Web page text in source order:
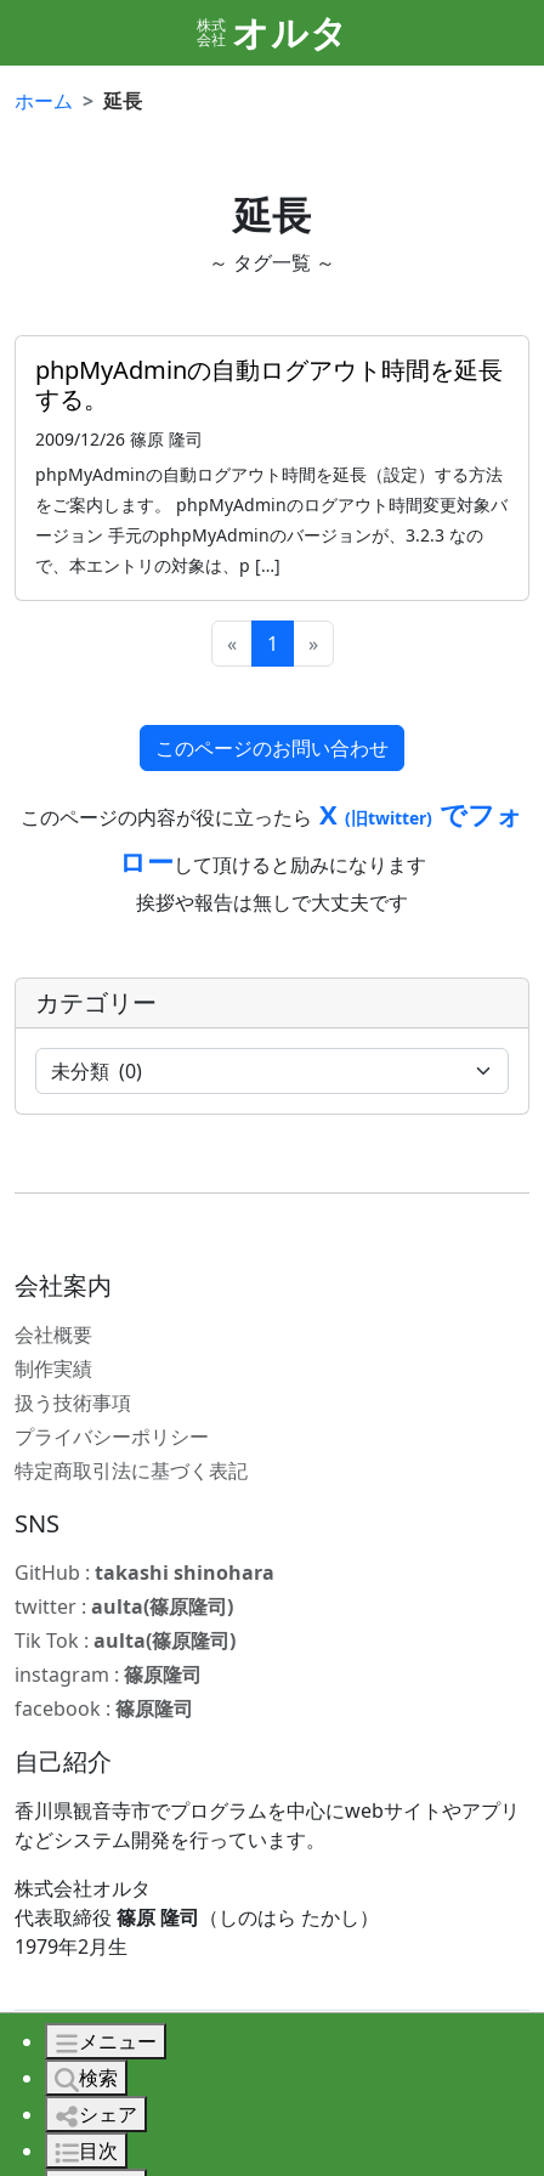
株式
会社 オルタ
ホーム 延長
延長
～ タグ一覧 ～
phpMyAdminの自動ログアウト時間を延長
する。
2009/12/26 篠原 隆司
phpMyAdminの自動ログアウト時間を延長（設定）する方法
をご案内します。 phpMyAdminのログアウト時間変更対象バ
ージョン 手元のphpMyAdminのバージョンが、3.2.3 なの
で、本エントリの対象は、p […]
« 1 »
このページのお問い合わせ
このページの内容が役に立ったら X (旧twitter) でフォ
ローして頂けると励みになります
挨拶や報告は無しで大丈夫です
カテゴリー
会社案内
会社概要
制作実績
扱う技術事項
プライバシーポリシー
特定商取引法に基づく表記
SNS
GitHub : takashi shinohara
twitter : aulta(篠原隆司)
Tik Tok : aulta(篠原隆司)
instagram : 篠原隆司
facebook : 篠原隆司
自己紹介
香川県観音寺市でプログラムを中心にwebサイトやアプリ
などシステム開発を行っています。
株式会社オルタ
代表取締役 篠原 隆司 （しのはら たかし）
1979年2月生
© 2026 株式会社オルタ All rights reserved.
メニュー
検索
シェア
目次